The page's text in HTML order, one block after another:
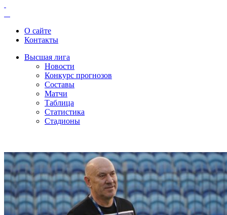
О сайте
Контакты
Высшая лига
Новости
Конкурс прогнозов
Составы
Матчи
Таблица
Статистика
Стадионы